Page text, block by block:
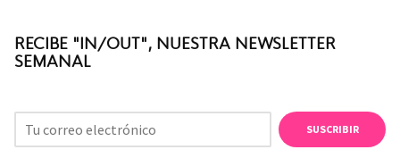
RECIBE "IN/OUT", NUESTRA NEWSLETTER
SEMANAL
SUSCRIBIR